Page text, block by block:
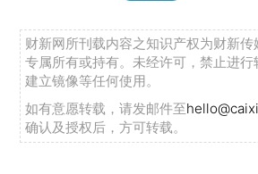
财新网所刊载内容之知识产权为财新传
专属所有或持有。未经许可，禁止进行
建立镜像等任何使用。
如有意愿转载，请发邮件至
确认及授权后，方可转载。